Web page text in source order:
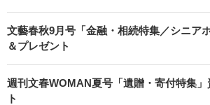
文藝春秋9月号「金融・相続特集／シニア
＆プレゼント
週刊文春WOMAN夏号「遺贈・寄付特集
ト